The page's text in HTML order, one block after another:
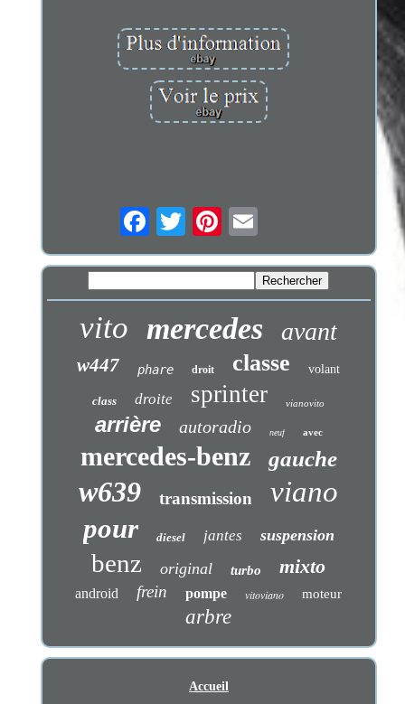
vito mercedes avant
w447 phare droit classe volant
class droite sprinter vianovito
arrière autoradio neuf avec
mercedes-benz gauche
w639 transmission viano
pour diesel jantes suspension
benz original turbo mixto
android frein pompe vitoviano moteur
arbre
Accueil